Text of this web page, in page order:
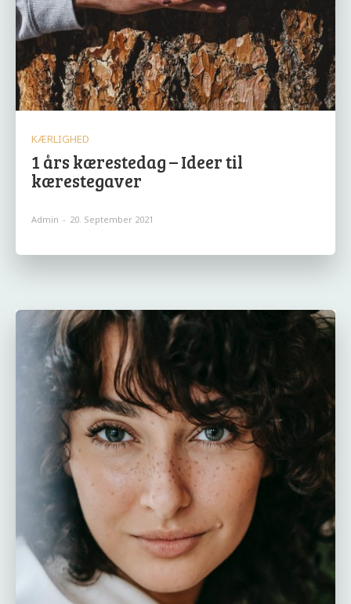
KÆRLIGHED
1 års kærestedag – Ideer til
kærestegaver
Admin - 20. September 2021